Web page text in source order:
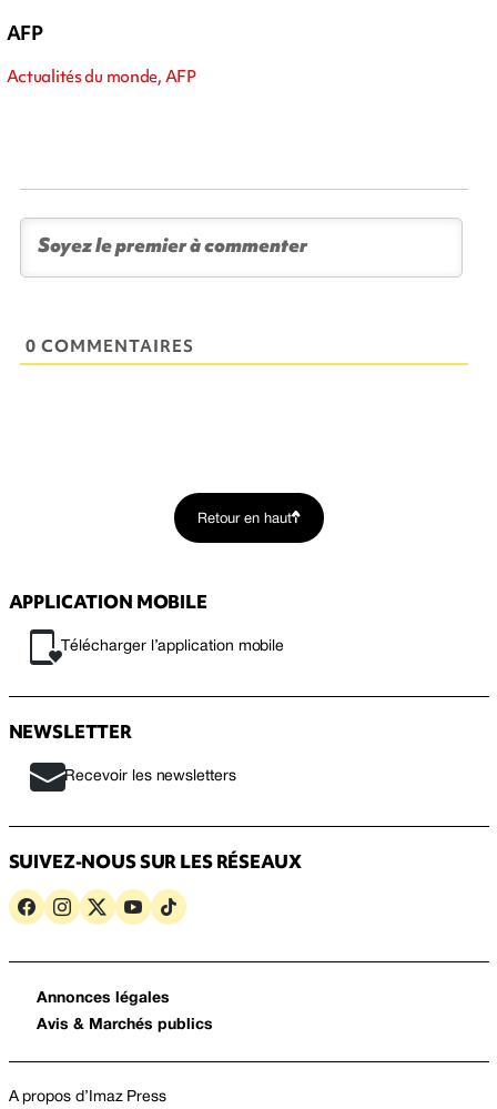
AFP
Actualités du monde, AFP
0 COMMENTAIRES
Retour en haut
APPLICATION MOBILE
Télécharger l’application mobile
NEWSLETTER
Recevoir les newsletters
SUIVEZ-NOUS SUR LES RÉSEAUX
Annonces légales
Avis & Marchés publics
A propos d’Imaz Press